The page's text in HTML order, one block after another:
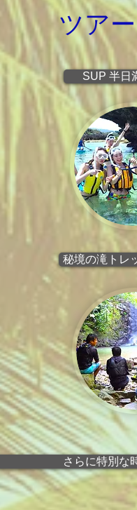
ツア
SUP 半日
秘境の滝トレ
さらに特別な